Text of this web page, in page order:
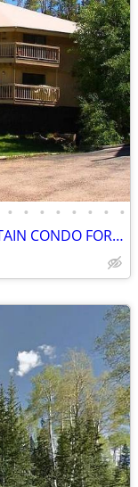
• • • • • • • •
🌲 BEAUTIFULLY MAINTAINED MOUNTAIN CONDO FOR SALE